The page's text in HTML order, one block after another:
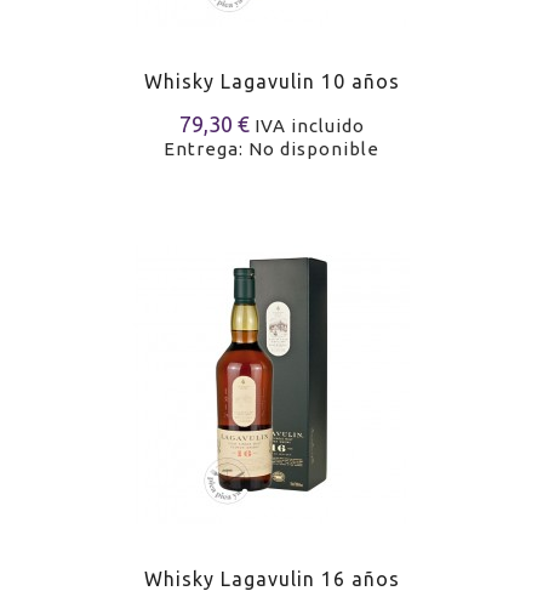
Whisky Lagavulin 10 años
79,30 € IVA incluido
Entrega: No disponible
Whisky Lagavulin 16 años